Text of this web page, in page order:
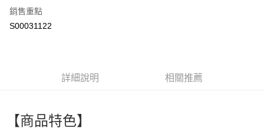
ATM付款
萊爾富取貨付款
銷售重點
S00031122
詳細說明 相關推薦
【商品特色】